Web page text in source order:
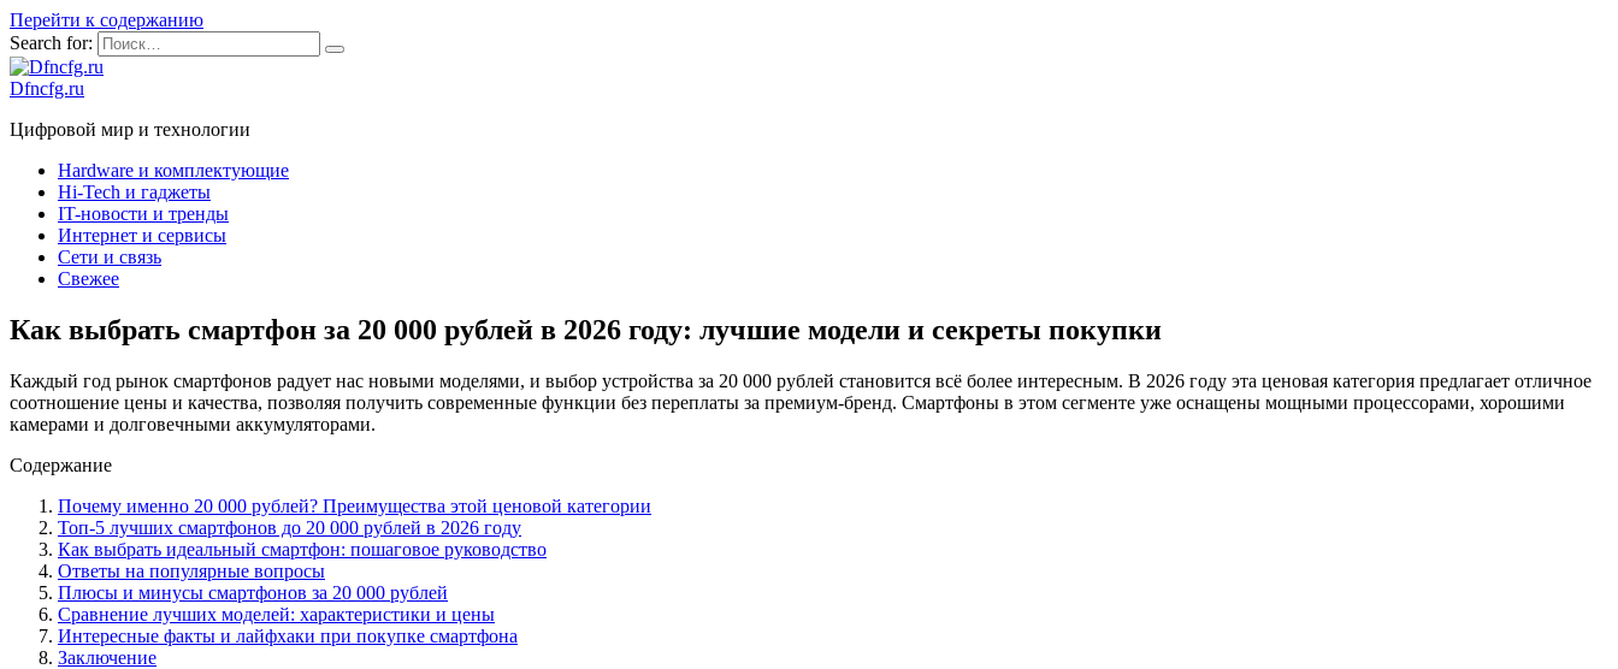
Перейти к содержанию
Search for:
Dfncfg.ru
Цифровой мир и технологии
Hardware и комплектующие
Hi-Tech и гаджеты
IT-новости и тренды
Интернет и сервисы
Сети и связь
Свежее
Как выбрать смартфон за 20 000 рублей в 2026 году: лучшие модели и секреты покупки
Каждый год рынок смартфонов радует нас новыми моделями, и выбор устройства за 20 000 рублей становится всё более интересным. В 2026 году эта ценовая категория предлагает отличное
соотношение цены и качества, позволяя получить современные функции без переплаты за премиум-бренд. Смартфоны в этом сегменте уже оснащены мощными процессорами, хорошими
камерами и долговечными аккумуляторами.
Содержание
Почему именно 20 000 рублей? Преимущества этой ценовой категории
Топ-5 лучших смартфонов до 20 000 рублей в 2026 году
Как выбрать идеальный смартфон: пошаговое руководство
Ответы на популярные вопросы
Плюсы и минусы смартфонов за 20 000 рублей
Сравнение лучших моделей: характеристики и цены
Интересные факты и лайфхаки при покупке смартфона
Заключение